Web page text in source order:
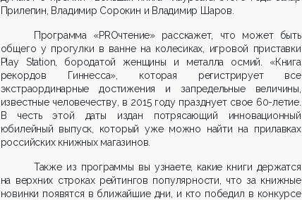
Прилепин, Владимир Сорокин и Владимир Шаров.
Программа «PROчтение» расскажет, что может быть
общего у прогулки в ванне на колесиках, игровой приставки
Play Station, бородатой женщины и металла осмий. «Книга
рекордов Гиннесса», которая регистрирует все
экстраординарные достижения и запредельные величины,
известные человечеству, в 2015 году празднует свое 60-летие.
В честь этой даты издан потрясающий инновационный
юбилейный выпуск, который уже можно найти на прилавках
российских книжных магазинов.
Также из программы вы узнаете, какие книги держатся
на верхних строках рейтингов популярности, что за книжные
новинки появятся в ближайшие дни, и кто победил в конкурсе